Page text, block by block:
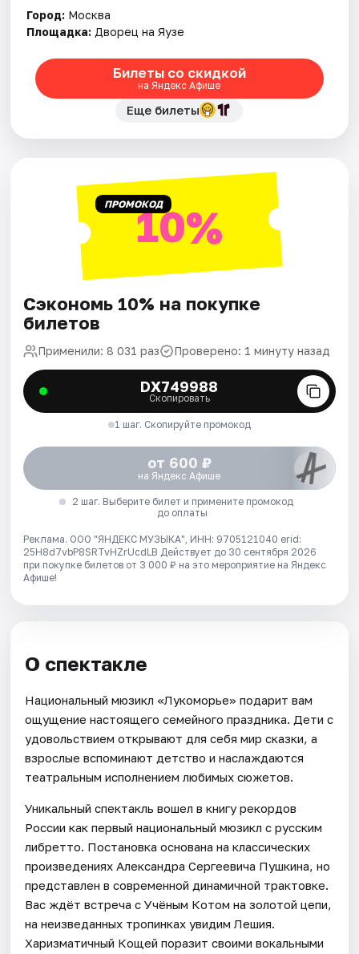
Рейтинги
Город: Москва
Площадка: Дворец на Яузе
Билеты со скидкой
на Яндекс Афише
Еще билеты
ПРОМОКОД10%
Сэкономь 10% на покупке
билетов
Применили: 8 031 раз Проверено: 1 минуту назад
DX749988
Скопировать
1 шаг. Скопируйте промокод
от 600 ₽
на Яндекс Афише
2 шаг. Выберите билет и примените промокод
до оплаты
Реклама. ООО "ЯНДЕКС МУЗЫКА", ИНН: 9705121040 erid:
25H8d7vbP8SRTvHZrUcdLB Действует до 30 сентября 2026
при покупке билетов от 3 000 ₽ на это мероприятие на Яндекс
Афише!
О спектакле
Национальный мюзикл «Лукоморье» подарит вам
ощущение настоящего семейного праздника. Дети с
удовольствием открывают для себя мир сказки, а
взрослые вспоминают детство и наслаждаются
театральным исполнением любимых сюжетов.
Уникальный спектакль вошел в книгу рекордов
России как первый национальный мюзикл с русским
либретто. Постановка основана на классических
произведениях Александра Сергеевича Пушкина, но
представлен в современной динамичной трактовке.
Вас ждёт встреча с Учёным Котом на золотой цепи,
на неизведанных тропинках увидим Лешия.
Харизматичный Кощей поразит своими вокальными